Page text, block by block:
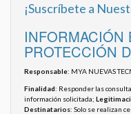
¡Suscríbete a
INFORMACIÓN
PROTECCIÓN
Responsable: MYA NUEVAS
Finalidad: Responder las
información solicitada;
Destinatarios: Solo se realizan